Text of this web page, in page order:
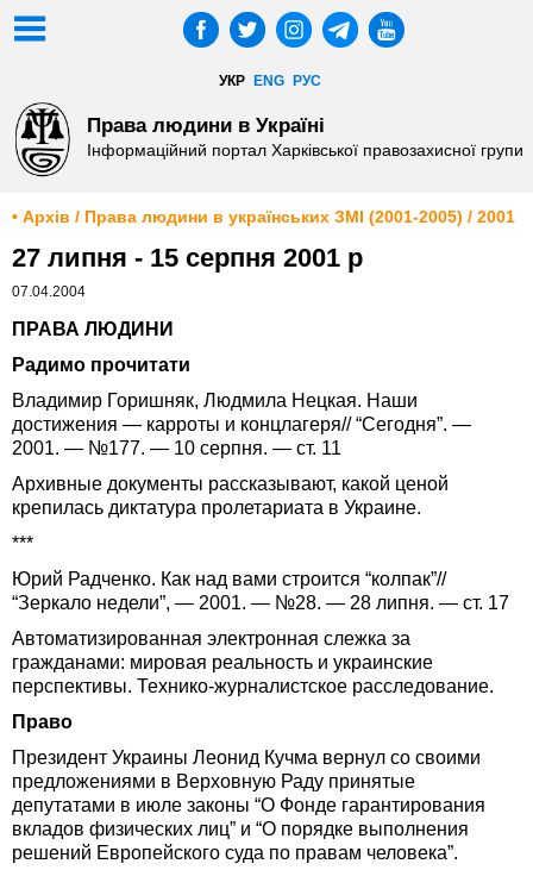
УКР ENG РУС
Права людини в Україні
Інформаційний портал Харківської правозахисної групи
• Архів / Права людини в українських ЗМІ (2001-2005) / 2001
27 липня - 15 серпня 2001 р
07.04.2004
ПРАВА ЛЮДИНИ
Радимо прочитати
Владимир Горишняк, Людмила Нецкая. Наши
достижения — карроты и концлагеря// “Сегодня”. —
2001. — №177. — 10 серпня. — ст. 11
Архивные документы рассказывают, какой ценой
крепилась диктатура пролетариата в Украине.
***
Юрий Радченко. Как над вами строится “колпак”//
“Зеркало недели”, — 2001. — №28. — 28 липня. — ст. 17
Автоматизированная электронная слежка за
гражданами: мировая реальность и украинские
перспективы. Технико-журналистское расследование.
Право
Президент Украины Леонид Кучма вернул со своими
предложениями в Верховную Раду принятые
депутатами в июле законы “О Фонде гарантирования
вкладов физических лиц” и “О порядке выполнения
решений Европейского суда по правам человека”.